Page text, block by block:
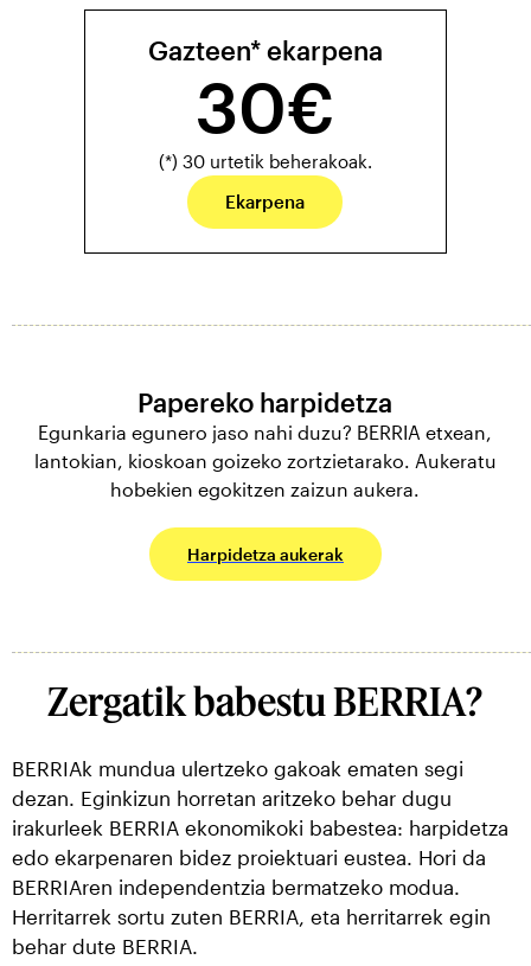
Gazteen* ekarpena
30€
(*) 30 urtetik beherakoak.
Ekarpena
Papereko harpidetza
Egunkaria egunero jaso nahi duzu? BERRIA etxean,
lantokian, kioskoan goizeko zortzietarako. Aukeratu
hobekien egokitzen zaizun aukera.
Harpidetza aukerak
Zergatik babestu BERRIA?
BERRIAk mundua ulertzeko gakoak ematen segi
dezan. Eginkizun horretan aritzeko behar dugu
irakurleek BERRIA ekonomikoki babestea: harpidetza
edo ekarpenaren bidez proiektuari eustea. Hori da
BERRIAren independentzia bermatzeko modua.
Herritarrek sortu zuten BERRIA, eta herritarrek egin
behar dute BERRIA.